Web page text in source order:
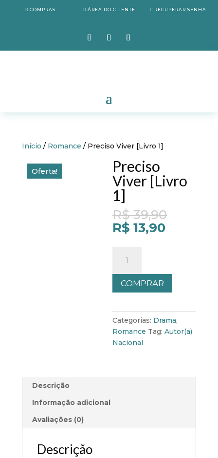
COMPRAS ÁREA DO CLIENTE RECUPERAR SENHA
Início / Romance / Preciso Viver [Livro 1]
Oferta!
Preciso
Viver [Livro
1]
R$39,90
R$ 13,90
Viver
[Livro
COMPRAR
Categorias: Drama,
Romance Tag:Autor(a)
Nacional
Descrição
Informação adicional
Avaliações (0)
Descrição